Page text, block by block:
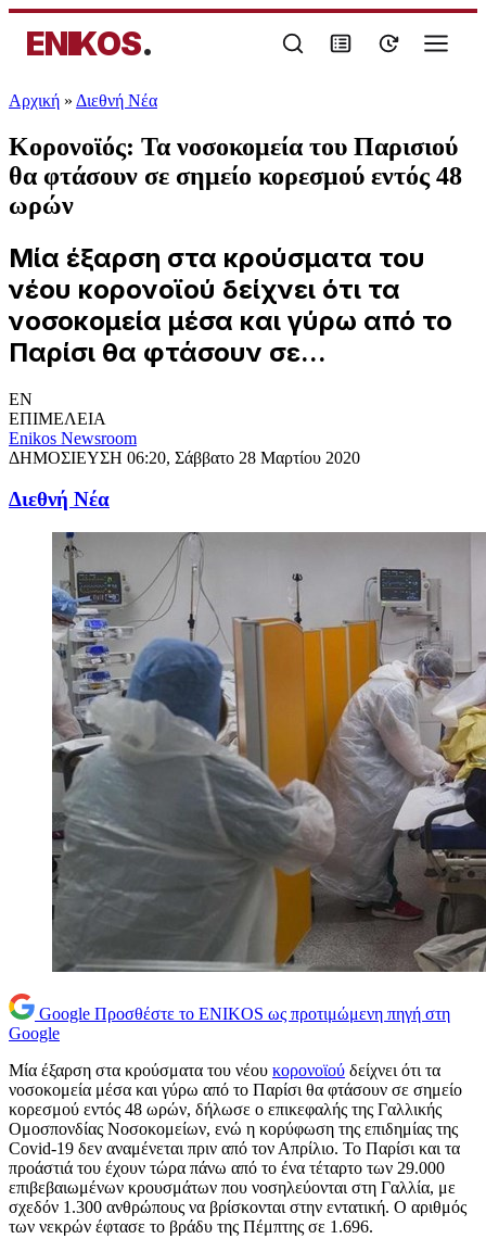
ENIKOS.
Αρχική » Διεθνή Νέα
Κορονοϊός: Τα νοσοκομεία του Παρισιού
θα φτάσουν σε σημείο κορεσμού εντός 48
ωρών
Μία έξαρση στα κρούσματα του
νέου κορονοϊού δείχνει ότι τα
νοσοκομεία μέσα και γύρω από το
Παρίσι θα φτάσουν σε...
EN
ΕΠΙΜΕΛΕΙΑ
Enikos Newsroom
ΔΗΜΟΣΙΕΥΣΗ 06:20, Σάββατο 28 Μαρτίου 2020
Διεθνή Νέα
Google Προσθέστε το ENIKOS ως προτιμώμενη πηγή στη
Google
Μία έξαρση στα κρούσματα του νέου κορονοϊού δείχνει ότι τα
νοσοκομεία μέσα και γύρω από το Παρίσι θα φτάσουν σε σημείο
κορεσμού εντός 48 ωρών, δήλωσε ο επικεφαλής της Γαλλικής
Ομοσπονδίας Νοσοκομείων, ενώ η κορύφωση της επιδημίας της
Covid-19 δεν αναμένεται πριν από τον Απρίλιο. Το Παρίσι και τα
προάστιά του έχουν τώρα πάνω από το ένα τέταρτο των 29.000
επιβεβαιωμένων κρουσμάτων που νοσηλεύονται στη Γαλλία, με
σχεδόν 1.300 ανθρώπους να βρίσκονται στην εντατική. Ο αριθμός
των νεκρών έφτασε το βράδυ της Πέμπτης σε 1.696.